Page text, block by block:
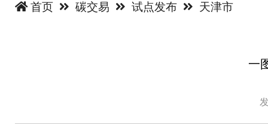
首页 碳交易 试点发布 天津市
一